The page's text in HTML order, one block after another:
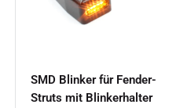
SMD Blinker für Fender-
Struts mit Blinkerhalter